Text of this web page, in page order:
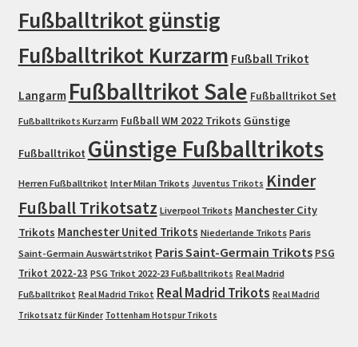
Fußballtrikot günstig
Fußballtrikot Kurzarm Fußball Trikot
Langarm Fußballtrikot Sale Fußballtrikot Set
Fußballtrikots Kurzarm Fußball WM 2022 Trikots Günstige
Fußballtrikot Günstige Fußballtrikots
Herren Fußballtrikot Inter Milan Trikots Juventus Trikots Kinder
Fußball Trikotsatz Liverpool Trikots Manchester City
Trikots Manchester United Trikots Niederlande Trikots Paris
Saint-Germain Auswärtstrikot Paris Saint-Germain Trikots PSG
Trikot 2022-23 PSG Trikot 2022-23 Fußballtrikots Real Madrid
Fußballtrikot Real Madrid Trikot Real Madrid Trikots Real Madrid
Trikotsatz für Kinder Tottenham Hotspur Trikots